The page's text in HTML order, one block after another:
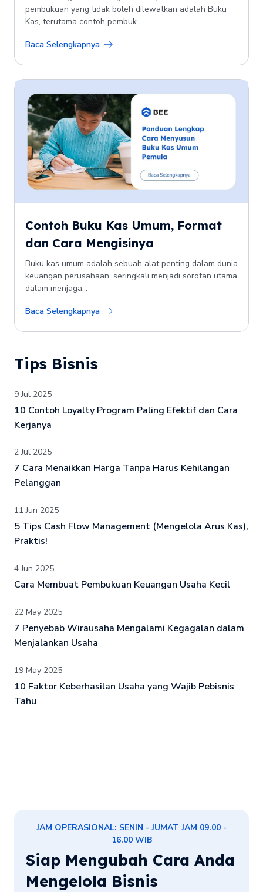
pembukuan yang tidak boleh dilewatkan adalah Buku
Kas, terutama contoh pembuk...
Baca Selengkapnya
Contoh Buku Kas Umum, Format
dan Cara Mengisinya
Buku kas umum adalah sebuah alat penting dalam dunia
keuangan perusahaan, seringkali menjadi sorotan utama
dalam menjaga...
Baca Selengkapnya
Tips Bisnis
9 Jul 2025
10 Contoh Loyalty Program Paling Efektif dan Cara
Kerjanya
2 Jul 2025
7 Cara Menaikkan Harga Tanpa Harus Kehilangan
Pelanggan
11 Jun 2025
5 Tips Cash Flow Management (Mengelola Arus Kas),
Praktis!
4 Jun 2025
Cara Membuat Pembukuan Keuangan Usaha Kecil
22 May 2025
7 Penyebab Wirausaha Mengalami Kegagalan dalam
Menjalankan Usaha
19 May 2025
10 Faktor Keberhasilan Usaha yang Wajib Pebisnis
Tahu
JAM OPERASIONAL: SENIN - JUMAT JAM 09.00 -
16.00 WIB
Siap Mengubah Cara Anda
Mengelola Bisnis